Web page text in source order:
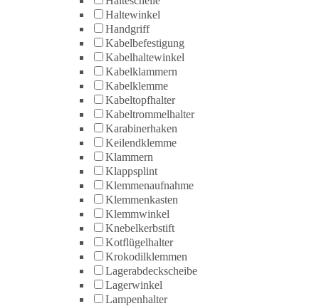
Haltewinkel
Handgriff
Kabelbefestigung
Kabelhaltewinkel
Kabelklammern
Kabelklemme
Kabeltopfhalter
Kabeltrommelhalter
Karabinerhaken
Keilendklemme
Klammern
Klappsplint
Klemmenaufnahme
Klemmenkasten
Klemmwinkel
Knebelkerbstift
Kotflügelhalter
Krokodilklemmen
Lagerabdeckscheibe
Lagerwinkel
Lampenhalter